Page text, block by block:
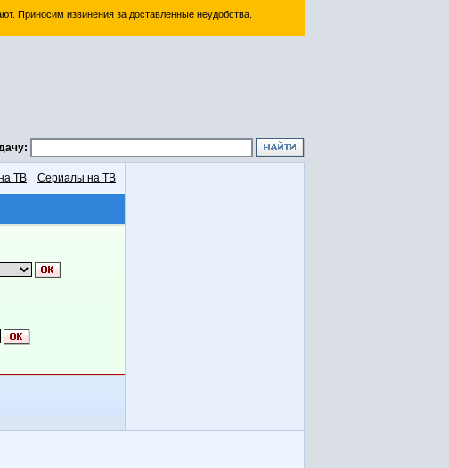
Приносим извинения за доставленные неудобства.
ТВ Сериалы на ТВ